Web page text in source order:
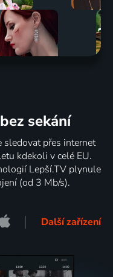
sekání
sledovat přes internet
kdekoli v celé EU.
Lepší.TV plynule
(od 3 Mb/s).
Další zařízení